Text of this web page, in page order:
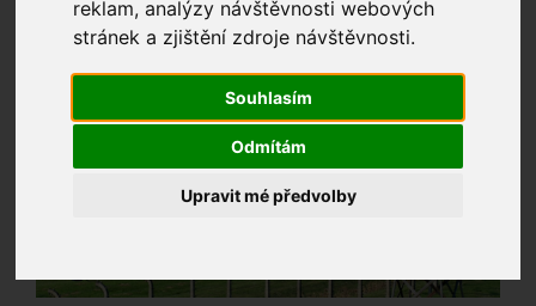
reklam, analýzy návštěvnosti webových
stránek a zjištění zdroje návštěvnosti.
Souhlasím
Odmítám
Upravit mé předvolby